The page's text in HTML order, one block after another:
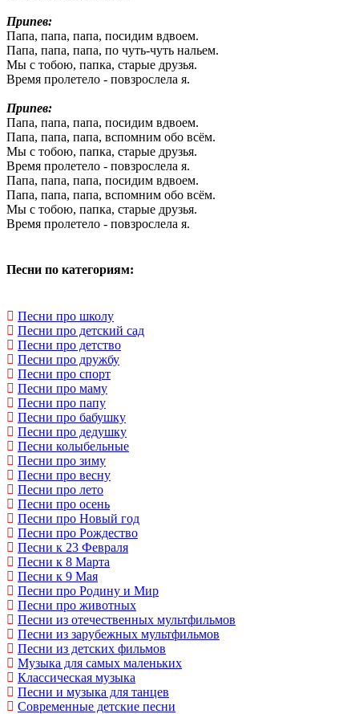
Припев:
Папа, папа, папа, посидим вдвоем.
Папа, папа, папа, по чуть-чуть нальем.
Мы с тобою, папка, старые друзья.
Время пролетело - повзрослела я.
Припев:
Папа, папа, папа, посидим вдвоем.
Папа, папа, папа, вспомним обо всём.
Мы с тобою, папка, старые друзья.
Время пролетело - повзрослела я.
Папа, папа, папа, посидим вдвоем.
Папа, папа, папа, вспомним обо всём.
Мы с тобою, папка, старые друзья.
Время пролетело - повзрослела я.
Песни по категориям:
Песни про школу
Песни про детский сад
Песни про детство
Песни про дружбу
Песни про спорт
Песни про маму
Песни про папу
Песни про бабушку
Песни про дедушку
Песни колыбельные
Песни про зиму
Песни про весну
Песни про лето
Песни про осень
Песни про Новый год
Песни про Рождество
Песни к 23 Февраля
Песни к 8 Марта
Песни к 9 Мая
Песни про Родину и Мир
Песни про животных
Песни из отечественных мультфильмов
Песни из зарубежных мультфильмов
Песни из детских фильмов
Музыка для самых маленьких
Классическая музыка
Песни и музыка для танцев
Современные детские песни